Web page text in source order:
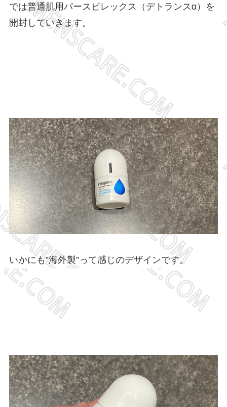
では普通肌用パースピレックス（デトランスα）を
開封していきます。
いかにも”海外製”って感じのデザインです。